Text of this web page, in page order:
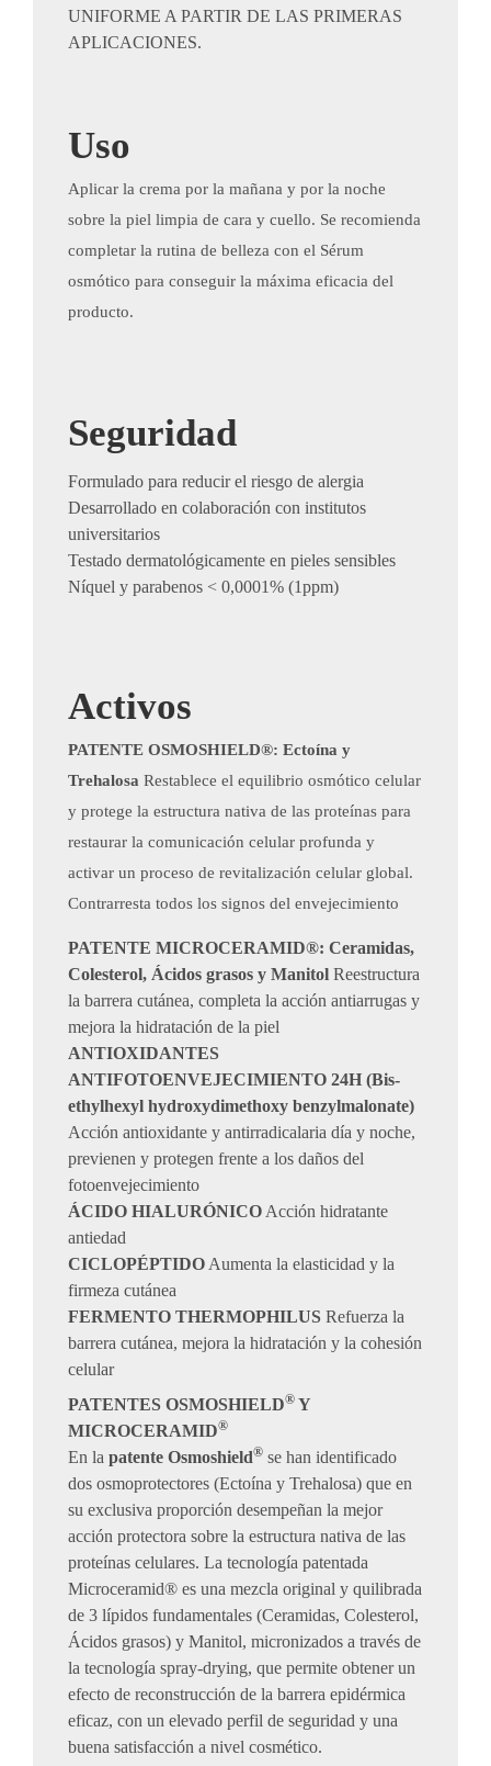
UNIFORME A PARTIR DE LAS PRIMERAS
APLICACIONES.
Uso
​Aplicar la crema por la mañana y por la noche
sobre la piel limpia de cara y cuello. Se recomienda
completar la rutina de belleza con el Sérum
osmótico para conseguir la máxima eficacia del
producto.
Seguridad
Formulado para reducir el riesgo de alergia
Desarrollado en colaboración con institutos
universitarios
Testado dermatológicamente en pieles sensibles
Níquel y parabenos < 0,0001% (1ppm)​
Activos
PATENTE OSMOSHIELD®: Ectoína y
Trehalosa Restablece el equilibrio osmótico celular
y protege la estructura nativa de las proteínas para
restaurar la comunicación celular profunda y
activar un proceso de revitalización celular global.
Contrarresta todos los signos del envejecimiento
PATENTE MICROCERAMID®: Ceramidas,
Colesterol, Ácidos grasos y Manitol Reestructura
la barrera cutánea, completa la acción antiarrugas y
mejora la hidratación de la piel
ANTIOXIDANTES
ANTIFOTOENVEJECIMIENTO 24H (Bis-
ethylhexyl hydroxydimethoxy benzylmalonate)
Acción antioxidante y antirradicalaria día y noche,
previenen y protegen frente a los daños del
fotoenvejecimiento
ÁCIDO HIALURÓNICO Acción hidratante
antiedad
CICLOPÉPTIDO Aumenta la elasticidad y la
firmeza cutánea
FERMENTO THERMOPHILUS Refuerza la
barrera cutánea, mejora la hidratación y la cohesión
celular
PATENTES OSMOSHIELD® Y
MICROCERAMID®
En la patente Osmoshield® se han identificado
dos osmoprotectores (Ectoína y Trehalosa) que en
su exclusiva proporción desempeñan la mejor
acción protectora sobre la estructura nativa de las
proteínas celulares. La tecnología patentada
Microceramid® es una mezcla original y quilibrada
de 3 lípidos fundamentales (Ceramidas, Colesterol,
Ácidos grasos) y Manitol, micronizados a través de
la tecnología spray-drying, que permite obtener un
efecto de reconstrucción de la barrera epidérmica
eficaz, con un elevado perfil de seguridad y una
buena satisfacción a nivel cosmético.​